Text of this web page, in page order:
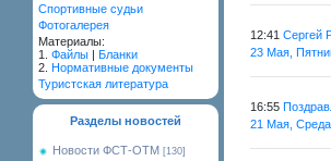
Спортивные судьи
Фотогалерея
Материалы:
1. Файлы | Бланки
2. Нормативные документы
Туристская литература
Разделы новостей
Новости ФСТ-ОТМ [130]
12:41 Сергей
23 Мая,
16:55
21 Мая, Среда